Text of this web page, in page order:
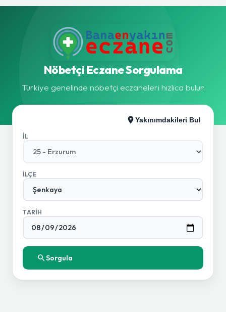
Nöbetçi Eczane Sorgulama
Türkiye genelinde nöbetçi eczaneleri hızlıca bulun
Yakınımdakileri Bul
İL
İLÇE
TARIH
Sorgula